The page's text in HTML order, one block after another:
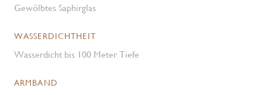
Gewölbtes Saphirglas
WASSERDICHTHEIT
Wasserdicht bis 100 Meter Tiefe
ARMBAND